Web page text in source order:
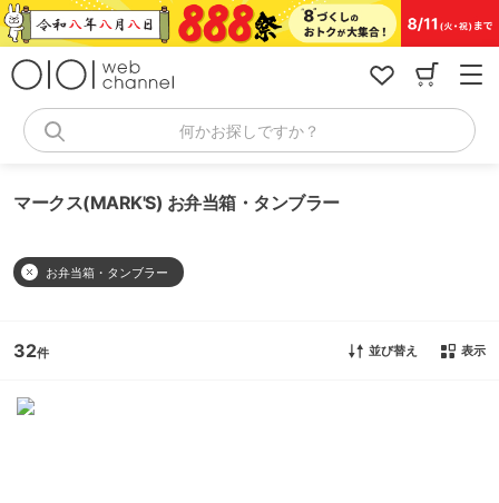
コ
ン
何かお探しですか？
マークス(MARK'S) お弁当箱・タンブラー
お弁当箱・タンブラー
32 並び替え 表示